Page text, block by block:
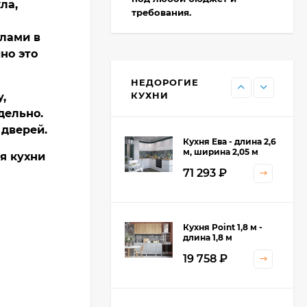
в
это
кухни
требования.
НЕДОРОГИЕ
КУХНИ
11 476
Кухня Ева - длина 2,6
м, ширина 2,05 м
71 293 ₽
Кухня Point 1,8 м -
длина 1,8 м
19 758 ₽
Кухня Принцесса -
длина 2,4 м
38 767₽